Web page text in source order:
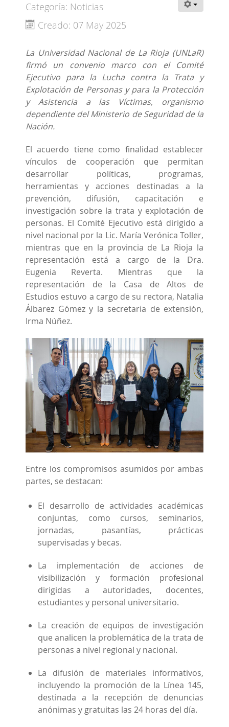
Categoría: Noticias
Creado: 07 May 2025
La Universidad Nacional de La Rioja (UNLaR)
firmó un convenio marco con el Comité
Ejecutivo para la Lucha contra la Trata y
Explotación de Personas y para la Protección
y Asistencia a las Víctimas, organismo
dependiente del Ministerio de Seguridad de la
Nación.
El acuerdo tiene como finalidad establecer
vínculos de cooperación que permitan
desarrollar políticas, programas,
herramientas y acciones destinadas a la
prevención, difusión, capacitación e
investigación sobre la trata y explotación de
personas. El Comité Ejecutivo está dirigido a
nivel nacional por la Lic. María Verónica Toller,
mientras que en la provincia de La Rioja la
representación está a cargo de la Dra.
Eugenia Reverta. Mientras que la
representación de la Casa de Altos de
Estudios estuvo a cargo de su rectora, Natalia
Álbarez Gómez y la secretaria de extensión,
Irma Núñez.
Entre los compromisos asumidos por ambas
partes, se destacan:
El desarrollo de actividades académicas
conjuntas, como cursos, seminarios,
jornadas, pasantías, prácticas
supervisadas y becas.
La implementación de acciones de
visibilización y formación profesional
dirigidas a autoridades, docentes,
estudiantes y personal universitario.
La creación de equipos de investigación
que analicen la problemática de la trata de
personas a nivel regional y nacional.
La difusión de materiales informativos,
incluyendo la promoción de la Línea 145,
destinada a la recepción de denuncias
anónimas y gratuitas las 24 horas del día.